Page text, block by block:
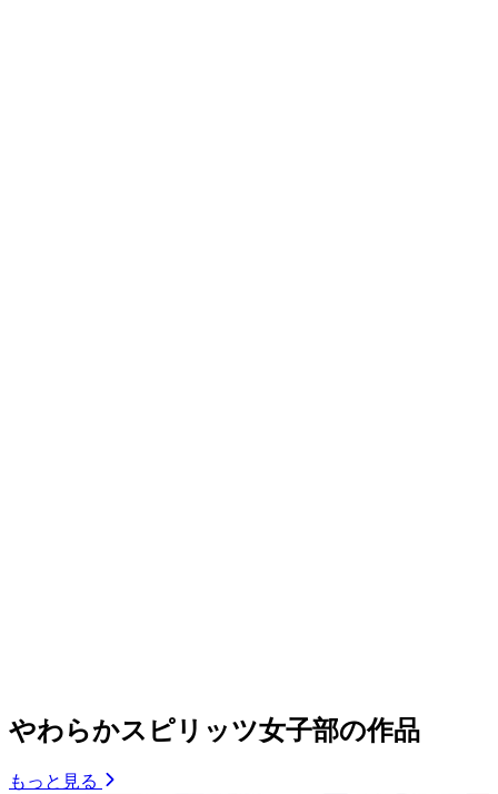
やわらかスピリッツ女子部の作品
もっと見る